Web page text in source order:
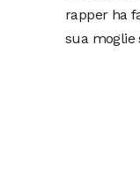
rapper ha
sua moglie